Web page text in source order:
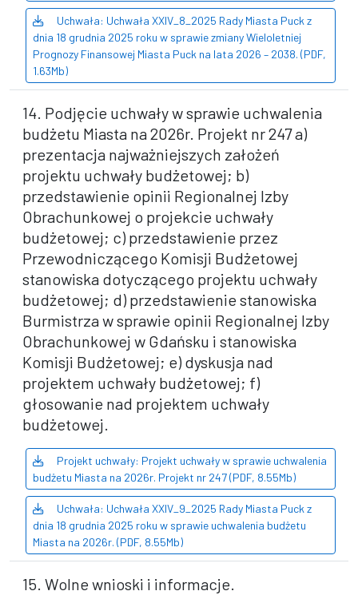
Uchwała: Uchwała XXIV_8_2025 Rady Miasta Puck z
dnia 18 grudnia 2025 roku w sprawie zmiany Wieloletniej
Prognozy Finansowej Miasta Puck na lata 2026 – 2038. (PDF,
1.63Mb)
14. Podjęcie uchwały w sprawie uchwalenia
budżetu Miasta na 2026r. Projekt nr 247 a)
prezentacja najważniejszych założeń
projektu uchwały budżetowej; b)
przedstawienie opinii Regionalnej Izby
Obrachunkowej o projekcie uchwały
budżetowej; c) przedstawienie przez
Przewodniczącego Komisji Budżetowej
stanowiska dotyczącego projektu uchwały
budżetowej; d) przedstawienie stanowiska
Burmistrza w sprawie opinii Regionalnej Izby
Obrachunkowej w Gdańsku i stanowiska
Komisji Budżetowej; e) dyskusja nad
projektem uchwały budżetowej; f)
głosowanie nad projektem uchwały
budżetowej.
Projekt uchwały: Projekt uchwały w sprawie uchwalenia
budżetu Miasta na 2026r. Projekt nr 247 (PDF, 8.55Mb)
Uchwała: Uchwała XXIV_9_2025 Rady Miasta Puck z
dnia 18 grudnia 2025 roku w sprawie uchwalenia budżetu
Miasta na 2026r. (PDF, 8.55Mb)
15. Wolne wnioski i informacje.